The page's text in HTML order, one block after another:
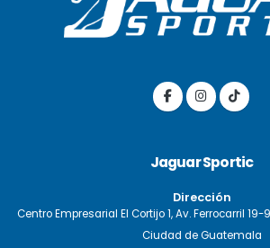
Jaguar Sportic
Dirección
Centro Empresarial El Cortijo 1, Av. Ferrocarril 19-
Ciudad de Guatemala